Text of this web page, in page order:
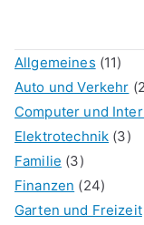
Allgemeines (11)
Auto und Verkehr
Computer und
Elektrotechnik (3)
Familie (3)
Finanzen (24)
Garten und Freizeit